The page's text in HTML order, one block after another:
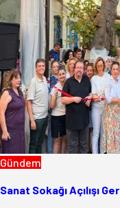
Gündem
Sanat Sokağı Açılışı